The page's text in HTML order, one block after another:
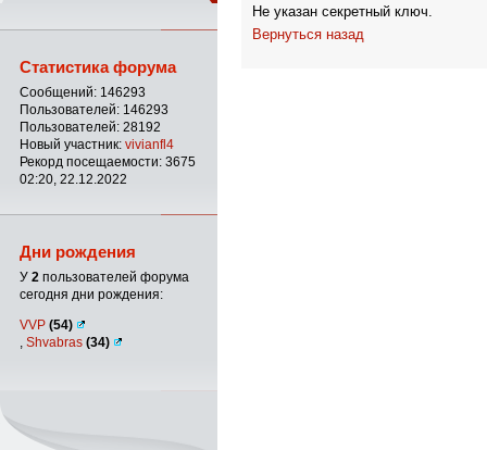
Не указан секретный ключ.
Вернуться назад
Статистика форума
Сообщений: 146293
Пользователей: 146293
Пользователей: 28192
Новый участник: vivianfl4
Рекорд посещаемости: 3675
02:20, 22.12.2022
Дни рождения
У 2 пользователей форума
сегодня дни рождения:
VVP (54)
Shvabras (34)